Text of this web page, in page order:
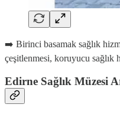
➡️ Birinci basamak sağlık
çeşitlenmesi, koruyucu sağlık
Edirne Sağlık Müzesi